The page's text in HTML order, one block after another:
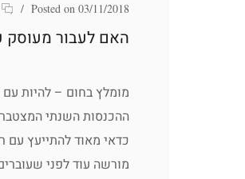
Posted on 03/11/2018
/
האם לעבור מעוסק
מומלץ בחום – להיות
ההכנסות השנתי
כדאי מאוד להתייעץ עם
מורשה עוד לפני